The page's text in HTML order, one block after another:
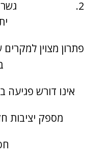
פתרון מצוין
אינו דורש פגיעה
מספק יציבות